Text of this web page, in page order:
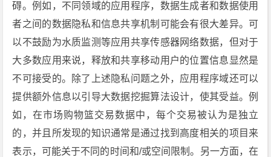
碍。例如，不同领域的应用程序，数据生成者和数据使用
者之间的数据隐私和信息共享机制可能会有很大差异。可
以不鼓励为水质监测等应用共享传感器网络数据，但对于
大多数应用来说，释放和共享移动用户的位置信息显然是
不可接受的。除了上述隐私问题之外，应用程序域还可以
提供额外信息以引导大数据挖掘算法设计，使其受益。例
如，在市场购物篮交易数据中，每个交易被认为是独立
的，并且所发现的知识通常是通过找到高度相关的项目来
表示，可能关于不同的时间和/或空间限制。另一方面，在